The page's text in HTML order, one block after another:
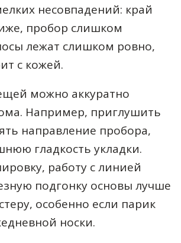
несовпадений: край
пробор слишком
лежат слишком ровно,
с кожей.
можно аккуратно
Например, приглушить
направление пробора,
гладкость укладки.
работу с линией
подгонку основы лучше
особенно если парик
носки.